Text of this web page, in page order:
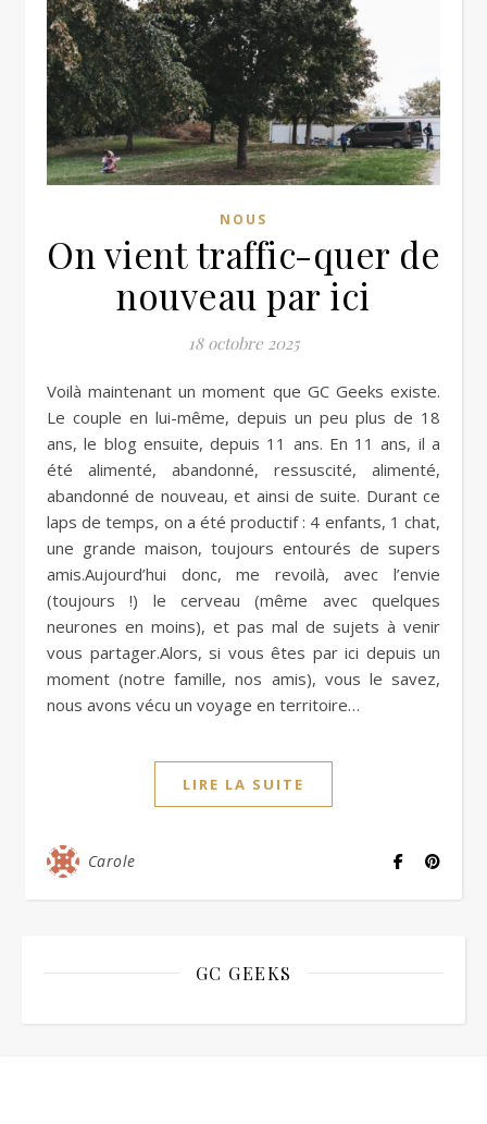
NOUS
On vient traffic-quer de
nouveau par ici
18 octobre 2025
Voilà maintenant un moment que GC Geeks existe.
Le couple en lui-même, depuis un peu plus de 18
ans, le blog ensuite, depuis 11 ans. En 11 ans, il a
été alimenté, abandonné, ressuscité, alimenté,
abandonné de nouveau, et ainsi de suite. Durant ce
laps de temps, on a été productif : 4 enfants, 1 chat,
une grande maison, toujours entourés de supers
amis.Aujourd’hui donc, me revoilà, avec l’envie
(toujours !) le cerveau (même avec quelques
neurones en moins), et pas mal de sujets à venir
vous partager.Alors, si vous êtes par ici depuis un
moment (notre famille, nos amis), vous le savez,
nous avons vécu un voyage en territoire…
LIRE LA SUITE
Carole
GC GEEKS